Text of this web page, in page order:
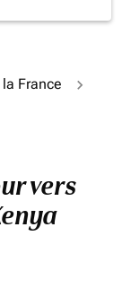
France
vers